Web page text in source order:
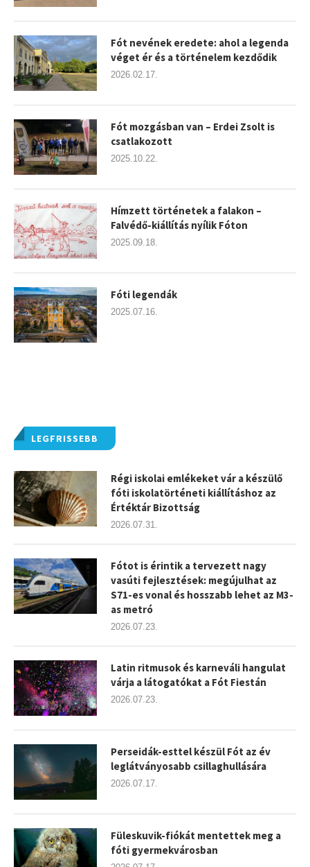
LEGFRISSEBB
Régi iskolai emlékeket vár a készülő
fóti iskolatörténeti kiállításhoz az
Értéktár Bizottság
2026.07.31.
Fótot is érintik a tervezett nagy
vasúti fejlesztések: megújulhat az
S71-es vonal és hosszabb lehet az M3-
as metró
2026.07.23.
Latin ritmusok és karneváli hangulat
várja a látogatókat a Fót Fiestán
2026.07.23.
Perseidák-esttel készül Fót az év
leglátványosabb csillaghullására
2026.07.17.
Füleskuvik-fiókát mentettek meg a
fóti gyermekvárosban
Fót nevének eredete: ahol a legenda
véget ér és a történelem kezdődik
2026.02.17.
Fót mozgásban van – Erdei Zsolt is
csatlakozott
2025.10.22.
Hímzett történetek a falakon –
Falvédő-kiállítás nyílik Fóton
2025.09.18.
Fóti legendák
2025.07.16.